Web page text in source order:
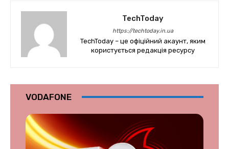
TechToday
https://techtoday.in.ua
TechToday – це офіційний акаунт, яким
користується редакція ресурсу
VODAFONE